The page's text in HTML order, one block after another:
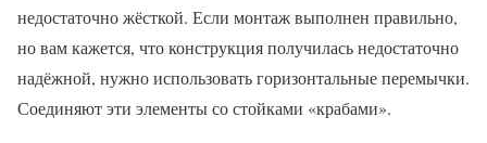
недостаточно жёсткой. Если монтаж выполнен правильно,
но вам кажется, что конструкция получилась недостаточно
надёжной, нужно использовать горизонтальные перемычки.
Соединяют эти элементы со стойками «крабами».